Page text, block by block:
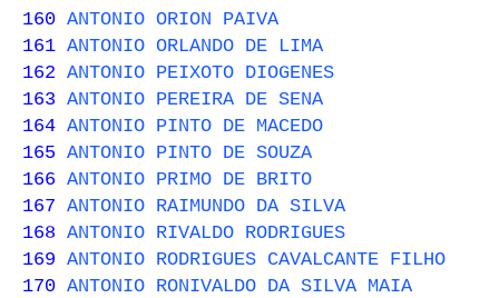
160 ANTONIO ORION PAIVA
161 ANTONIO ORLANDO DE LIMA
162 ANTONIO PEIXOTO DIOGENES
163 ANTONIO PEREIRA DE SENA
164 ANTONIO PINTO DE MACEDO
165 ANTONIO PINTO DE SOUZA
166 ANTONIO PRIMO DE BRITO
167 ANTONIO RAIMUNDO DA SILVA
168 ANTONIO RIVALDO RODRIGUES
169 ANTONIO RODRIGUES CAVALCANTE FILHO
170 ANTONIO RONIVALDO DA SILVA MAIA